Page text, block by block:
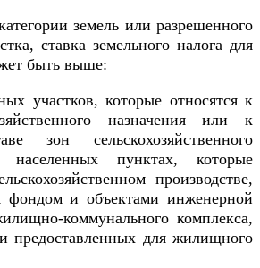
земель или разрешенного
ставка земельного налога для
быть выше:
участков, которые относятся к
назначения или к
зон сельскохозяйственного
населенных пунктах, которые
производстве,
и объектами инженерной
коммунального комплекса,
предоставленных для жилищного